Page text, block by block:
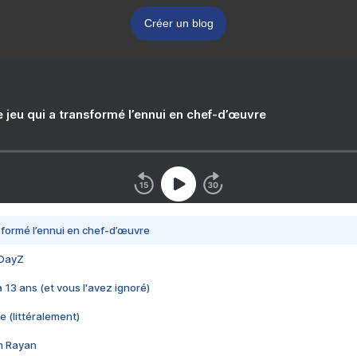
Créer un blog
jeu qui a transformé l’ennui en chef-d’œuvre
l’ennui en chef-d’œuvre
13 ans (et vous l'avez ignoré)
(littéralement)
Rayan